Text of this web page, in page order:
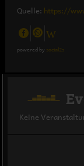
Quelle: https://
powered by social2s
Keine